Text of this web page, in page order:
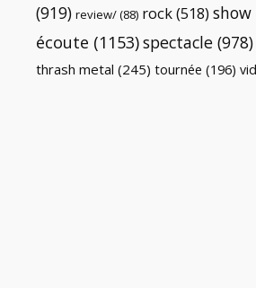
(919) review/(88) rock(518) show
écoute (1153)spectacle (978)
thrash metal (245) tournée (196)